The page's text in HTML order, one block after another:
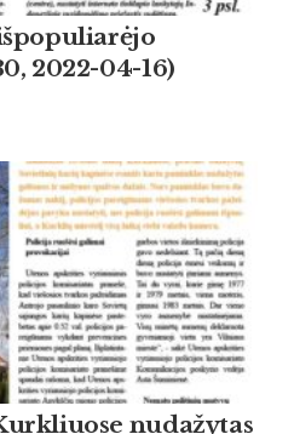
2022-04-16)
nudažytas